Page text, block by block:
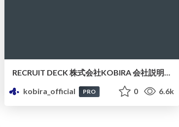
RECRUIT DECK 株式会社KOBIRA 会社説明資料
kobira_official
PRO 0 6.6k